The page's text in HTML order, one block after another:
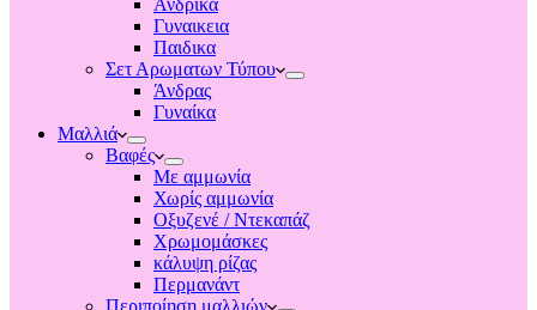
Ανδρικα
Γυναικεια
Παιδικα
Σετ Αρωματων Τύπου
Άνδρας
Γυναίκα
Μαλλιά
Βαφές
Με αμμωνία
Χωρίς αμμωνία
Οξυζενέ / Ντεκαπάζ
Χρωμομάσκες
κάλυψη ρίζας
Περμανάντ
Περιποίηση μαλλιών